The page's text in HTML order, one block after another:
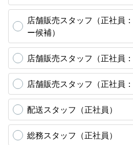
店舗販売スタッフ（正社員
ー候補）
店舗販売スタッフ（正社員
店舗販売スタッフ（正社員
配送スタッフ（正社員）
総務スタッフ（正社員）